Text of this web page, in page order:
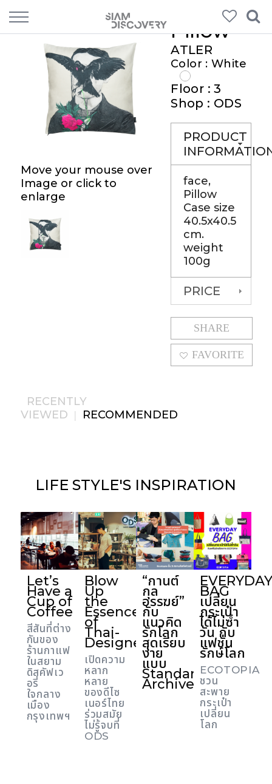
Move your mouse over
Image or click to
enlarge
Pillow
ATLER
Color : White
Floor : 3
Shop : ODS
PRODUCT
face,
Pillow
Case size
40.5x40.5
cm.
weight
100g
PRICE
SHARE
FAVORITE
RECENTLY
VIEWED | RECOMMENDED
LIFE STYLE'S INSPIRATION
Let’s
Have a
Cup of
Coffee
สีสันที่ต่าง
กันของ
ร้านกาแฟ
ในสยาม
ดิสคัฟเว
อรี่
ใจกลาง
เมือง
กรุงเทพฯ
Blow
Up
the
Essence
of
Thai-
Designer
เปิดความ
หลาก
หลาย
ของดีไซ
เนอร์ไทย
ร่วมสมัย
ไม่รู้จบที่
ODS
“กานต์
กุล
อรรฆย์”
กับ
แนวคิด
รักโลก
สุดเรียบ
ง่าย
แบบ
Standard
Archives
BAG
เปลี่ยน
กระเป๋า
ได้ไม่ซ้ำ
วัน กับ
แฟชั่น
รักษ์โลก
ECOTOPIA
ชวน
สะพาย
กระเป๋า
เปลี่ยน
โลก